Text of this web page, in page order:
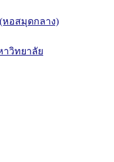
หอสมุดกลาง)
วิทยาลัย